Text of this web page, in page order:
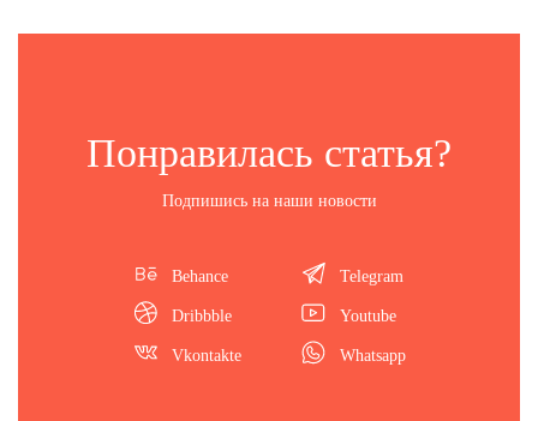
Понравилась статья?
Подпишись на наши новости
Behance
Dribbble
Vkontakte
Telegram
Youtube
Whatsapp